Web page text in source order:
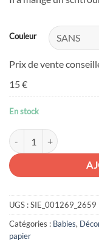
Couleur
Prix de vente
15 €
En stock
quantité de Trophée
UGS :SIE_001269_2659
Catégories : Babies,
papier